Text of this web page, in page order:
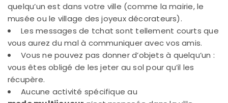
quelqu’un est dans votre ville (comme la mairie, le
musée ou le village des joyeux décorateurs).
Les messages de tchat sont tellement courts que
vous aurez du mal à communiquer avec vos amis.
Vous ne pouvez pas donner d’objets à quelqu’un :
vous êtes obligé de les jeter au sol pour qu’il les
récupère.
Aucune activité spécifique au